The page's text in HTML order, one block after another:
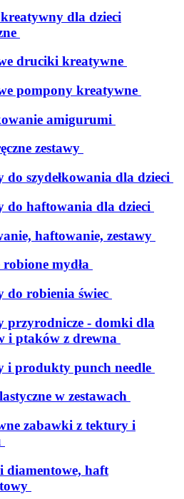
dla dzieci
druciki kreatywne
pompony kreatywne
amigurumi
zestawy
do szydełkowania dla dzieci
do haftowania dla dzieci
haftowanie, zestawy
robione mydła
do robienia świec
przyrodnicze - domki dla
i ptaków z drewna
i produkty punch needle
w zestawach
zabawki z tektury i
diamentowe, haft